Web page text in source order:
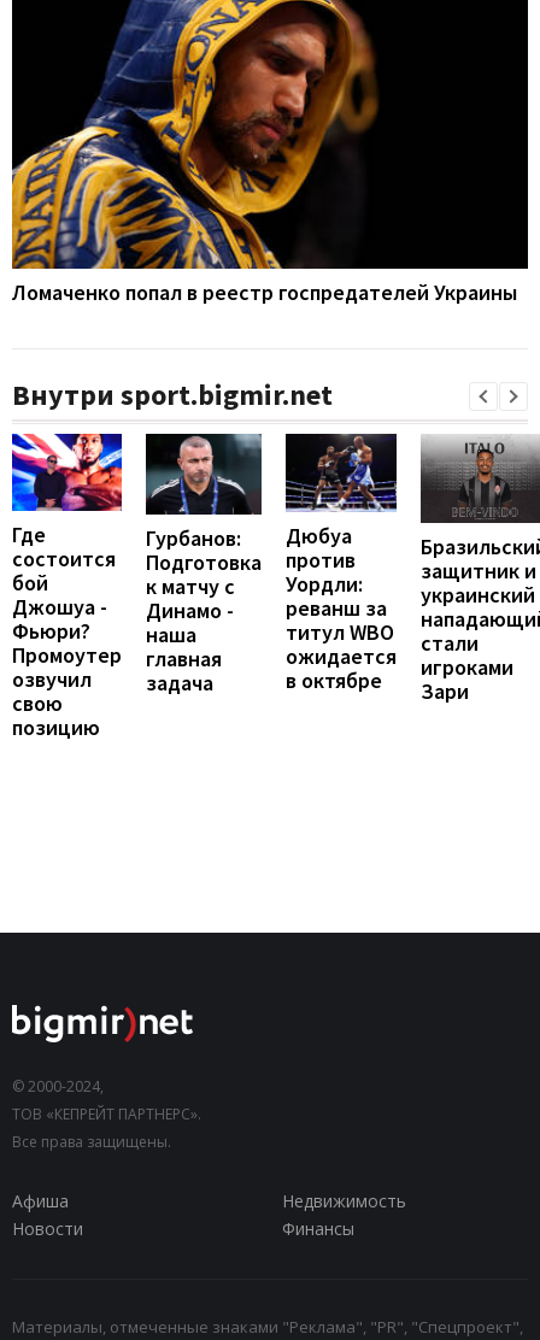
Ломаченко попал в реестр госпредателей Украины
Внутри sport.bigmir.net
Где
состоится
бой
Джошуа -
Фьюри?
Промоутер
озвучил
свою
позицию
Гурбанов:
Подготовка
к матчу с
Динамо -
наша
главная
задача
Дюбуа
против
Уордли:
реванш за
титул WBO
ожидается
в октябре
защитник и
украинский
стали
игроками
Зари
© 2000-2024,
ТОВ «КЕПРЕЙТ ПАРТНЕРС».
Все права защищены.
Афиша
Недвижимость
Новости
Финансы
Материалы, отмеченные знаками "Реклама", "PR", "Спецпроект",